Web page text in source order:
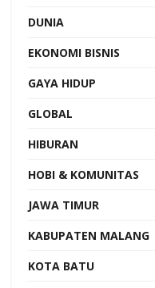
DUNIA
EKONOMI BISNIS
GAYA HIDUP
GLOBAL
HIBURAN
HOBI & KOMUNITAS
JAWA TIMUR
KABUPATEN MALANG
KOTA BATU